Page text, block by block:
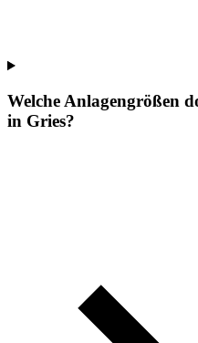
Welche Anlagengrößen
in Gries?